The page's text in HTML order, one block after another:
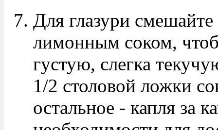
Для глазури
лимонным соком,
густую, слегка
1/2 столовой ложки
остальное - капля за